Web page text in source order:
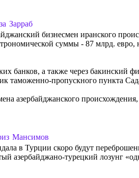
Зарраб
бизнесмен иранского
суммы - 87 млрд. евро,
банков, а также через бакинский
таможенно-пропускного пункта
азербайджанского
Мансимов
в Турции скоро будут
азербайджано-турецкий лозунг